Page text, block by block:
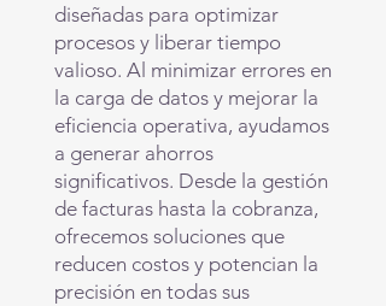
diseñadas para optimizar
procesos y liberar tiempo
valioso. Al minimizar errores en
la carga de datos y mejorar la
eficiencia operativa, ayudamos
a generar ahorros
significativos. Desde la gestión
de facturas hasta la cobranza,
ofrecemos soluciones que
reducen costos y potencian la
precisión en todas sus